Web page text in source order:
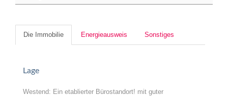
Die Immobilie Energieausweis Sonstiges
Lage
Westend: Ein etablierter Bürostandort! mit guter